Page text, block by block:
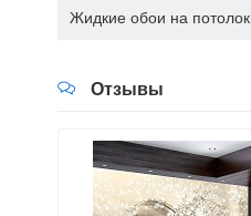
Жидкие обои на потолок
Отзывы